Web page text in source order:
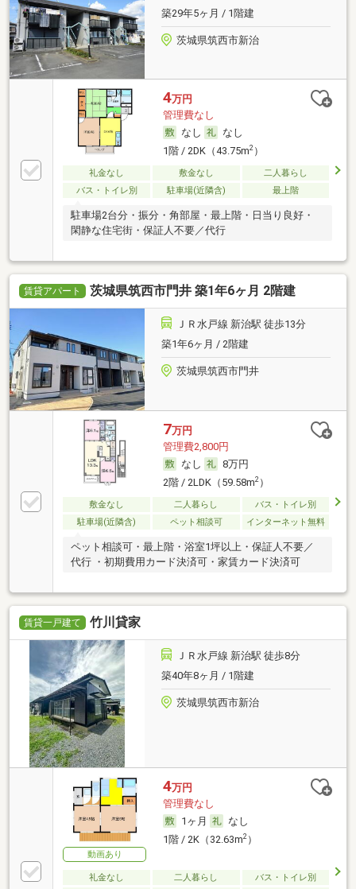
築29年5ヶ月 / 1階建
茨城県筑西市新治
4万円
管理費なし
なし
なし
1階 / 2DK（43.75m2）
礼金なし 敷金なし
二人暮らし
バス・トイレ別
駐車場(近隣含) 最上階
駐車場2台分・振分・角部屋・最上階・日当り良好・
閑静な住宅街・保証人不要／代行
賃貸アパート 茨城県筑西市門井 築1年6ヶ月 2階建
ＪＲ水戸線 新治駅 徒歩13分
築1年6ヶ月 / 2階建
茨城県筑西市門井
7万円
管理費2,800円
なし
8万円
2階 / 2LDK（59.58m2）
敷金なし 二人暮らし
バス・トイレ別
駐車場(近隣含)
ペット相談可 インターネット無料
ペット相談可・最上階・浴室1坪以上・保証人不要／
代行 ・初期費用カード決済可・家賃カード決済可
賃貸一戸建て 竹川貸家
ＪＲ水戸線 新治駅 徒歩8分
築40年8ヶ月 / 1階建
茨城県筑西市新治
動画あり
4万円
管理費なし
1ヶ月
なし
1階 / 2K（32.63m2）
礼金なし 二人暮らし バス・トイレ別